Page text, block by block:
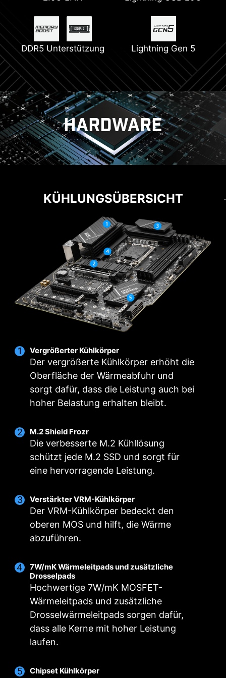
Stromanschlüsse
PCIe Steel Armor
DDR5 Unterstützung Lightning Gen 5
Unterstützt
HARDWARE
KÜHLUNG
NUTZERFREUNDLICH
KÜHLUNGSÜBERSICHT
Vergrößerter Kühlkörper
Der vergrößerte Kühlkörper erhöht die
Oberfläche der Wärmeabfuhr und
sorgt dafür, dass die Leistung auch bei
hoher Belastung erhalten bleibt.
M.2 Shield Frozr
Die verbesserte M.2 Kühllösung
schützt jede M.2 SSD und sorgt für
eine hervorragende Leistung.
Verstärkter VRM-Kühlkörper
Der VRM-Kühlkörper bedeckt den
oberen MOS und hilft, die Wärme
abzuführen.
7W/mK Wärmeleitpads und zusätzliche
Drosselpads
Hochwertige 7W/mK MOSFET-
Wärmeleitpads und zusätzliche
Drosselwärmeleitpads sorgen dafür,
dass alle Kerne mit hoher Leistung
laufen.
Chipset Kühlkörper
14+1+1 LEISTUNGSDESIGN
Setze die maximale Leistung frei dank eines
erstklassigen VRM-Designs mit insgesamt
14+1+1 Stromanschlüssen. Mit der Kombination
aus zwei Anschlüssen und der exklusiven Core
Boost-Technologie sind die Mainboards der MSI
PRO-Serie bereit für den täglichen Betrieb.
PHASE CORE POWERDrMOS
/ 55A
1PHASE
AUX
POWER
1
DIGITALES LEISTUNGSDESIGN
Ein vollständig digitales Leistungsdesign
ermöglicht eine schnellere und störungsfreie
DOPPELTE STROMANSCHLÜSSE
Zwei 8-Pin-Anschlüsse liefern auch für eine
übertaktete Multi-Core-CPU ausreichend
CORE BOOST
Das hochwertige Design unterstützt nicht nur
Multi-Core-CPUs, sondern bietet auch ideale
EZ-M.2-CLIP
Der innovative EZ-M.2-Clip von MSI unterstützt
bei der Installation von M.2 SSDs.
INSTALLER